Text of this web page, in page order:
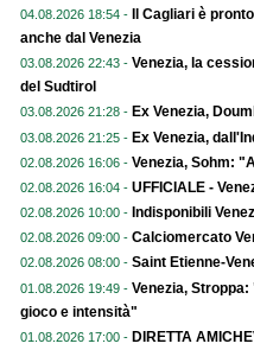
04.08.2026 18:54 -
Il Cagliari è
anche dal Venezia
03.08.2026 22:43 - Venezia, la
del Sudtirol
03.08.2026 21:28 - Ex Venezia,
03.08.2026 21:25 - Ex Venezia,
02.08.2026 16:06 - Venezia, Sohm:
02.08.2026 16:04 - UFFICIALE -
02.08.2026 10:00 - Indisponibili
02.08.2026 09:00 - Calciomercato
02.08.2026 08:00 - Saint Etienne-
01.08.2026 19:49 - Venezia,
gioco e intensità"
01.08.2026 17:00 - DIRETTA